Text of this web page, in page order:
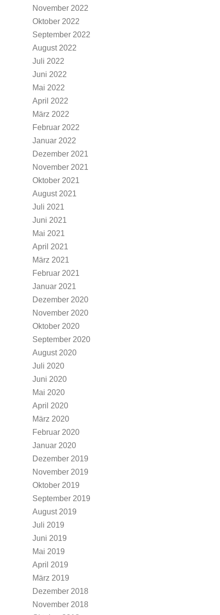
November 2022
Oktober 2022
September 2022
August 2022
Juli 2022
Juni 2022
Mai 2022
April 2022
März 2022
Februar 2022
Januar 2022
Dezember 2021
November 2021
Oktober 2021
August 2021
Juli 2021
Juni 2021
Mai 2021
April 2021
März 2021
Februar 2021
Januar 2021
Dezember 2020
November 2020
Oktober 2020
September 2020
August 2020
Juli 2020
Juni 2020
Mai 2020
April 2020
März 2020
Februar 2020
Januar 2020
Dezember 2019
November 2019
Oktober 2019
September 2019
August 2019
Juli 2019
Juni 2019
Mai 2019
April 2019
März 2019
Dezember 2018
November 2018